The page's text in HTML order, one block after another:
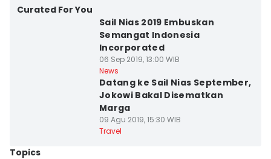
Curated For You
Sail Nias 2019 Embuskan
Semangat Indonesia
Incorporated
06 Sep 2019, 13:00 WIB
News
Datang ke Sail Nias September,
Jokowi Bakal Disematkan
Marga
09 Agu 2019, 15:30 WIB
Travel
Topics